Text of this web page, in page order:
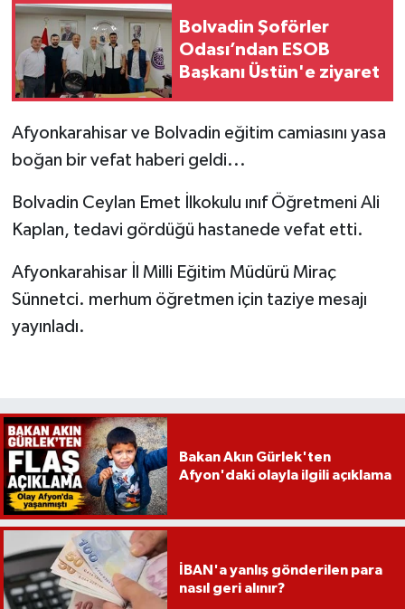
Bolvadin Şoförler
Odası’ndan ESOB
Başkanı Üstün'e ziyaret
Afyonkarahisar ve Bolvadin eğitim camiasını yasa
boğan bir vefat haberi geldi...
Bolvadin Ceylan Emet İlkokulu ınıf Öğretmeni Ali
Kaplan, tedavi gördüğü hastanede vefat etti.
Afyonkarahisar İl Milli Eğitim Müdürü Miraç
Sünnetci. merhum öğretmen için taziye mesajı
yayınladı.
Bakan Akın Gürlek'ten
Afyon'daki olayla ilgili açıklama
İBAN'a yanlış gönderilen para
nasıl geri alınır?